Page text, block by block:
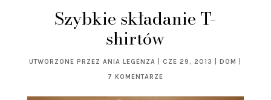
Szybkie składanie T-
shirtów
UTWORZONE PRZEZANIA LEGENZA CZE 29, 2013 DOM
7 KOMENTARZE